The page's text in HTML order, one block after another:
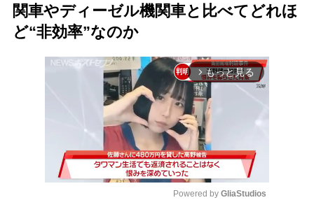
関車やディーゼル機関車と比べてどれほ
ど“非効率”なのか
arrow_forward_ios もっと見る
Powered by GliaStudios